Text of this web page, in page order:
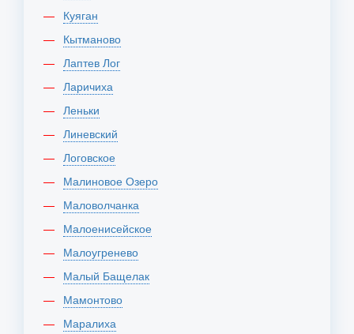
Куяган
Кытманово
Лаптев Лог
Ларичиха
Леньки
Линевский
Логовское
Малиновое Озеро
Маловолчанка
Малоенисейское
Малоугренево
Малый Бащелак
Мамонтово
Маралиха